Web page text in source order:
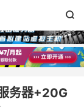

务器+20G